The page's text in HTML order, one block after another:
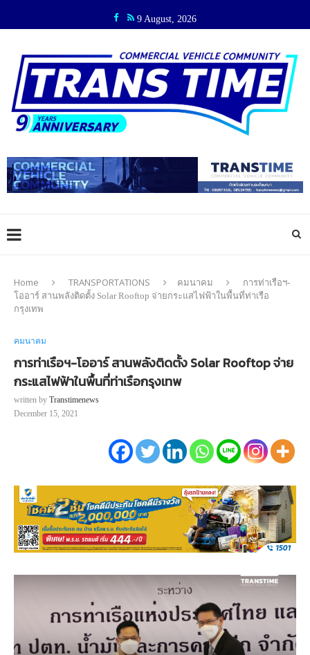
9 August, 2026
Home TRANSPORTATIONS คมนาคม
การท่าเรือฯ-
โออาร์ สานพลังติดตั้ง Solar Rooftop จ่ายกระแสไฟฟ้าในพื้นที่ท่าเรือ
กรุงเทพ
คมนาคม
การท่าเรือฯ-โออาร์ สานพลังติดตั้ง Solar Rooftop จ่าย
กระแสไฟฟ้าในพื้นที่ท่าเรือกรุงเทพ
written by Transtimenews
December 15, 2021